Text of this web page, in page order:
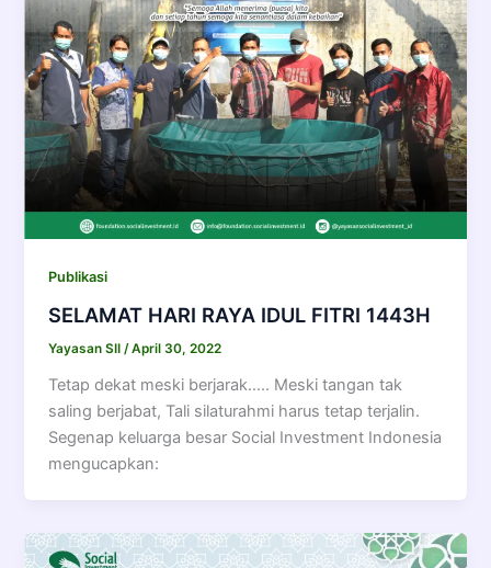
Publikasi
SELAMAT HARI RAYA IDUL FITRI 1443H
Yayasan SII /April 30, 2022
Tetap dekat meski berjarak….. Meski tangan tak
saling berjabat, Tali silaturahmi harus tetap terjalin.
Segenap keluarga besar Social Investment Indonesia
mengucapkan: